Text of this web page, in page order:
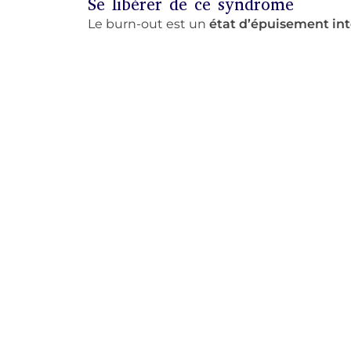
Se libérer de ce syndrome
Le burn-out est un état d’épuisement